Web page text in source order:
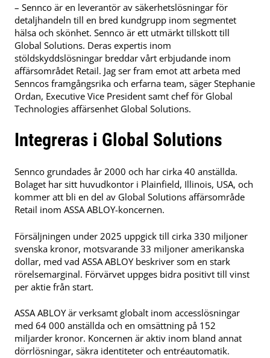
– Sennco är en leverantör av säkerhetslösningar för
detaljhandeln till en bred kundgrupp inom segmentet
hälsa och skönhet. Sennco är ett utmärkt tillskott till
Global Solutions. Deras expertis inom
stöldskyddslösningar breddar vårt erbjudande inom
affärsområdet Retail. Jag ser fram emot att arbeta med
Senncos framgångsrika och erfarna team, säger Stephanie
Ordan, Executive Vice President samt chef för Global
Technologies affärsenhet Global Solutions.
Integreras i Global Solutions
Sennco grundades år 2000 och har cirka 40 anställda.
Bolaget har sitt huvudkontor i Plainfield, Illinois, USA, och
kommer att bli en del av Global Solutions affärsområde
Retail inom ASSA ABLOY-koncernen.
Försäljningen under 2025 uppgick till cirka 330 miljoner
svenska kronor, motsvarande 33 miljoner amerikanska
dollar, med vad ASSA ABLOY beskriver som en stark
rörelsemarginal. Förvärvet uppges bidra positivt till vinst
per aktie från start.
ASSA ABLOY är verksamt globalt inom accesslösningar
med 64 000 anställda och en omsättning på 152
miljarder kronor. Koncernen är aktiv inom bland annat
dörrlösningar, säkra identiteter och entréautomatik.